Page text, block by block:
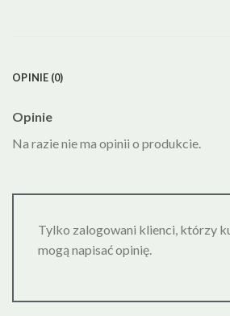
OPINIE (0)
Opinie
Na razie nie ma opinii o produkcie.
Tylko zalogowani klienci, którzy
mogą napisać opinię.